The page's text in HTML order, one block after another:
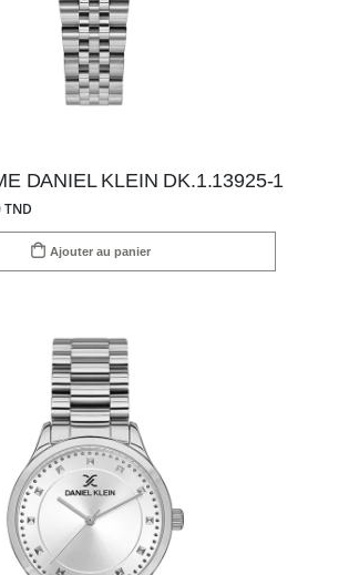
DANIEL KLEIN DK.1.13925-1
TND
Ajouter au panier